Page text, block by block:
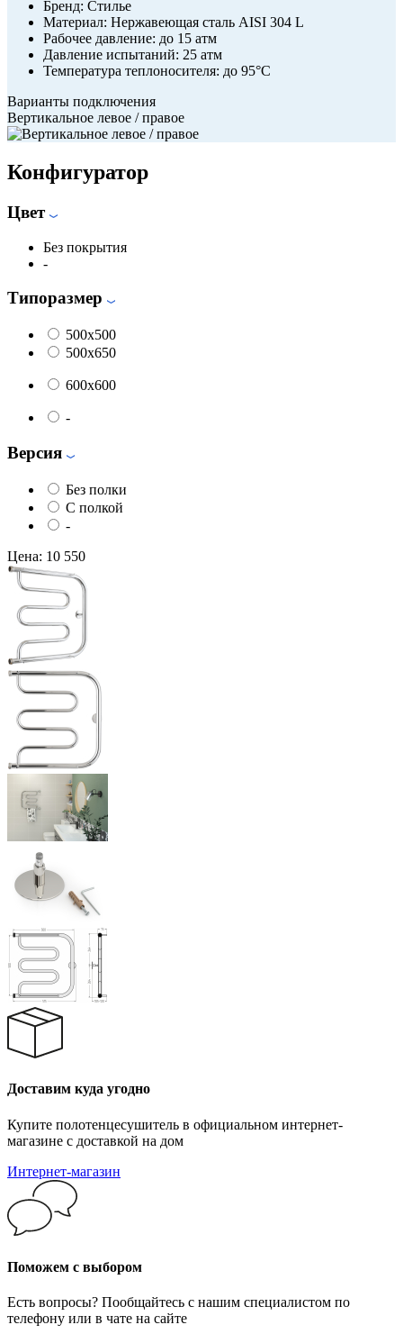
Бренд: Стилье
Материал: Нержавеющая сталь AISI 304 L
Рабочее давление: до 15 атм
Давление испытаний: 25 атм
Температура теплоносителя: до 95°С
Варианты подключения
Вертикальное левое / правое
Конфигуратор
Цвет
Без покрытия
-
Типоразмер
500x500
500x650
600x600
-
Версия
Без полки
С полкой
-
Цена: 10 550
Доставим куда угодно
Купите полотенцесушитель в официальном интернет-
магазине с доставкой на дом
Интернет-магазин
Поможем с выбором
Есть вопросы? Пообщайтесь с нашим специалистом по
телефону или в чате на сайте